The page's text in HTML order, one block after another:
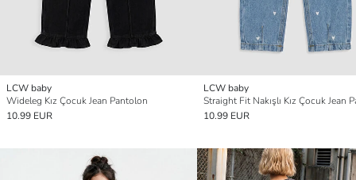
LCW baby
Wideleg Kız Çocuk Jean Pantolon
10.99 EUR
LCW baby
Straight Fit Nakışlı Kız Çocuk Jean
10.99 EUR